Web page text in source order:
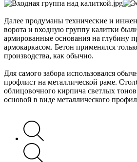
Далее продуманы технические и
ворота и входную группу калитки
армированные основания на глубину
армокаркасом. Бетон применялся
производства, как обычно.
Для самого забора использовался
профлист на металлической раме.
облицовочного кирпича светлых
основой в виде металлического